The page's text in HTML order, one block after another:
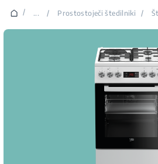
/ ... / Prostostoječi štedilniki /